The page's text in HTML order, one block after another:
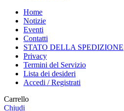
Home
Notizie
Eventi
Contatti
STATO DELLA SPEDIZIONE
Privacy
Termini del Servizio
Lista dei desideri
Accedi / Registrati
Carrello
Chiudi